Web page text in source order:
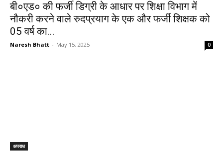
बी०एड० की फर्जी डिग्री के आधार पर शिक्षा विभाग में
नौकरी करने वाले रुदप्रयाग के एक और फर्जी शिक्षक को
05 वर्ष का...
Naresh Bhatt - May 15, 2025 0
अपराध